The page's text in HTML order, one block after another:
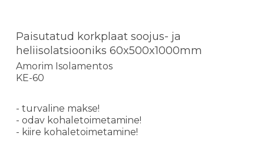
Paisutatud korkplaat soojus- ja
heliisolatsiooniks 60x500x1000mm
Amorim Isolamentos
KE-60
- turvaline makse!
- odav kohaletoimetamine!
- kiire kohaletoimetamine!